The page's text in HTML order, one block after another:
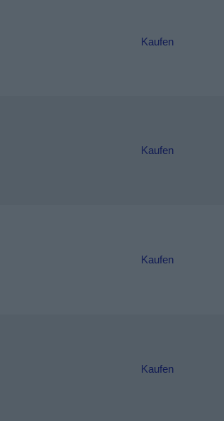
Kaufen
Kaufen
Kaufen
Kaufen